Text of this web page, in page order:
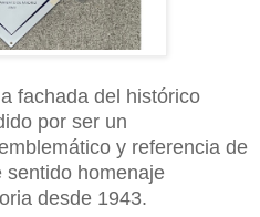
fachada del histórico
por ser un
y referencia de
sentido homenaje
desde 1943.